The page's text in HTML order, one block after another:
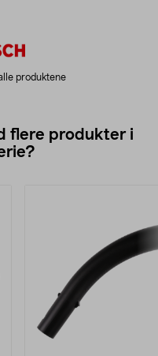
produktene
flere produkter i